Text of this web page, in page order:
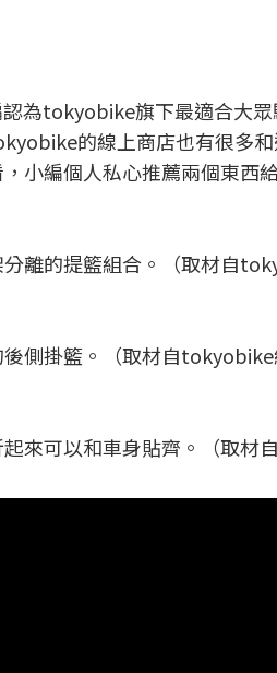
認為tokyobike旗下最適合大
的線上商店也有很多
小編個人私心推薦兩個東西
離的提籃組合。（取材自
側掛籃。（取材自tokyobike
來可以和車身貼齊。（取材